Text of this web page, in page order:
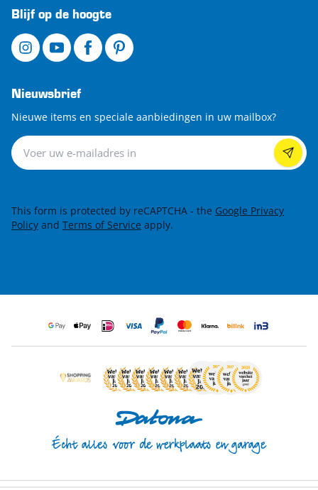
Blijf op de hoogte
Nieuwsbrief
Nieuwe items en speciale aanbiedingen in uw mailbox?
Nieuwsbrief
This form is protected by reCAPTCHA - the Google Privacy
Policy and Terms of Service apply.